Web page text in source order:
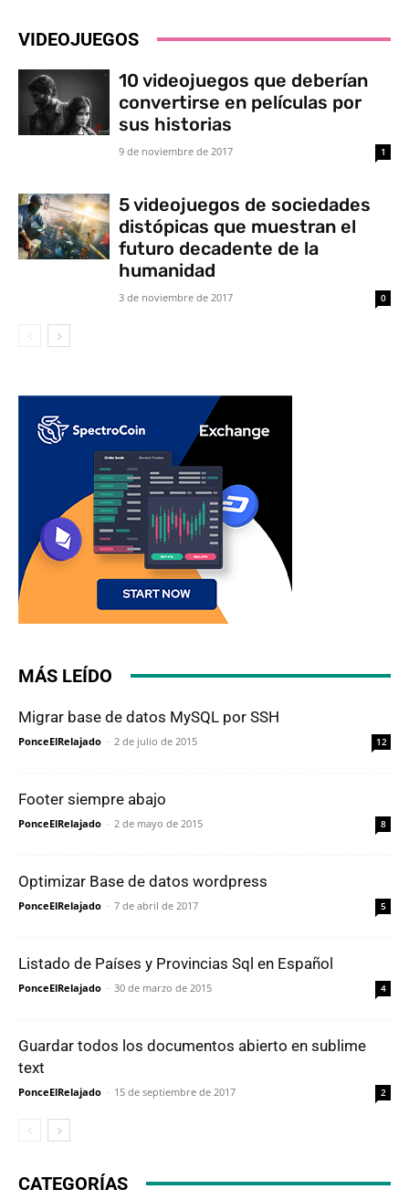
VIDEOJUEGOS
10 videojuegos que deberían
convertirse en películas por
sus historias
9 de noviembre de 2017 1
5 videojuegos de sociedades
distópicas que muestran el
futuro decadente de la
humanidad
3 de noviembre de 2017 0
MÁS LEÍDO
Migrar base de datos MySQL por SSH
PonceElRelajado - 2 de julio de 2015 12
Footer siempre abajo
PonceElRelajado - 2 de mayo de 2015 8
Optimizar Base de datos wordpress
PonceElRelajado - 7 de abril de 2017 5
Listado de Países y Provincias Sql en Español
PonceElRelajado - 30 de marzo de 2015 4
Guardar todos los documentos abierto en sublime
text
PonceElRelajado - 15 de septiembre de 2017 2
CATEGORÍAS